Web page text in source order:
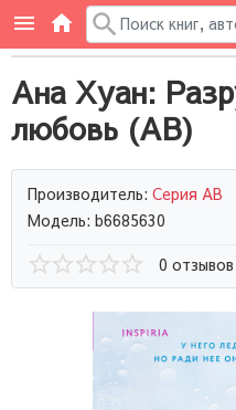
Ана Хуан:
любовь (AB)
Производитель: Серия AB
Модель: b6685630
0 отзывов